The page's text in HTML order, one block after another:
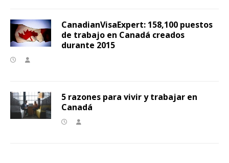
CanadianVisaExpert: 158,100 puestos
de trabajo en Canadá creados
durante 2015
5 razones para vivir y trabajar en
Canadá